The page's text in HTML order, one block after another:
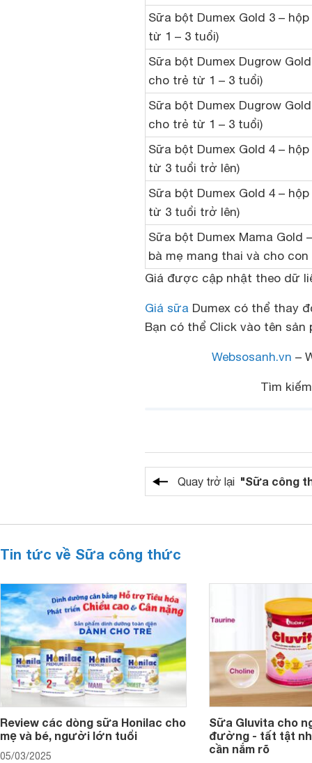
Sữa bột Dumex Gold 3 –
từ 1 – 3 tuổi)
Sữa bột Dumex Dugrow
cho trẻ từ 1 – 3 tuổi)
Sữa bột Dumex Dugrow
cho trẻ từ 1 – 3 tuổi)
Sữa bột Dumex Gold 4 –
từ 3 tuổi trở lên)
Sữa bột Dumex Gold 4 –
từ 3 tuổi trở lên)
Sữa bột Dumex Mama Gold
bà mẹ mang thai và cho con
Giá được cập nhật theo dữ
Giá sữa Dumex có thể thay
Bạn có thể Click vào tên
Websosanh.vn –
Tìm
Quay trở lại "Sữa công
Tin tức về Sữa công thức
Review các dòng sữa Honilac cho
mẹ và bé, người lớn tuổi
05/03/2025
Sữa Gluvita cho
đường - tất tật
cần nắm rõ